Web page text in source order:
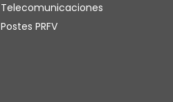
Telecomunicaciones
Postes PRFV